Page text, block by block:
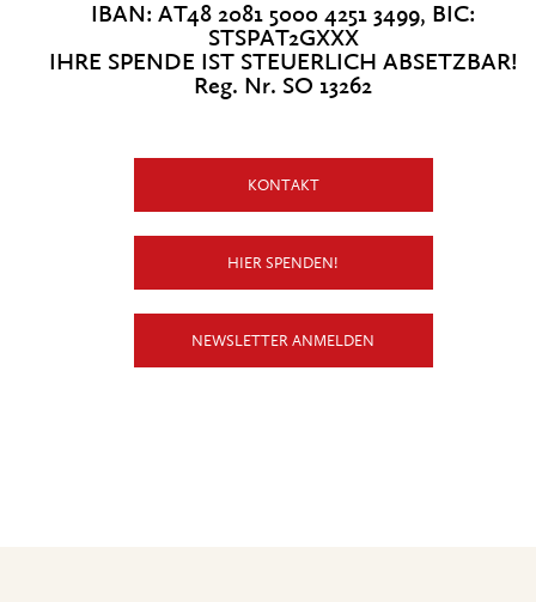
IBAN: AT48 2081 5000 4251 3499, BIC:
STSPAT2GXXX
IHRE SPENDE IST STEUERLICH ABSETZBAR!
Reg. Nr. SO 13262
KONTAKT
HIER SPENDEN!
NEWSLETTER ANMELDEN